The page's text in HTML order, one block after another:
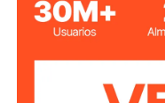
Voltaje y corriente
Potencia